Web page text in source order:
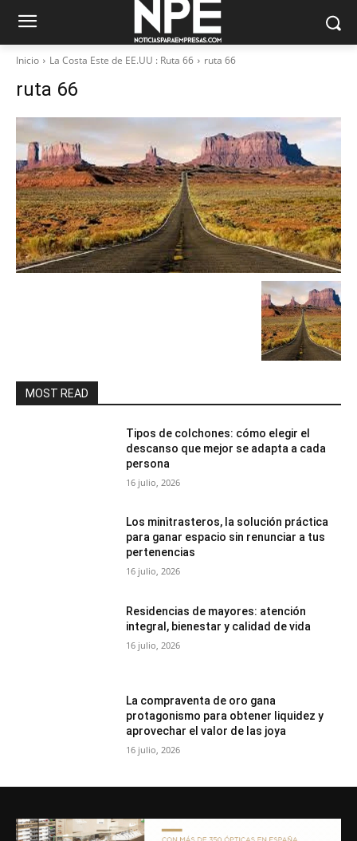
Inicio La Costa Este de EE.UU : Ruta 66 ruta 66
ruta 66
MOST READ
Tipos de colchones: cómo elegir el
descanso que mejor se adapta a cada
persona
16 julio, 2026
Los minitrasteros, la solución práctica
para ganar espacio sin renunciar a tus
pertenencias
16 julio, 2026
Residencias de mayores: atención
integral, bienestar y calidad de vida
16 julio, 2026
La compraventa de oro gana
protagonismo para obtener liquidez y
aprovechar el valor de las joya
16 julio, 2026